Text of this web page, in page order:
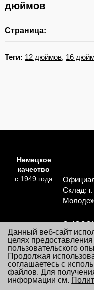
дюймов
Страница:
Теги: 12 дюймов, 16
Немецкое
качество
с 1949 года
Склад:
8 (800)
Согласие на
Политика
Условия
Посещая настоящий
файлов «cookie»,
Данный веб-сайт
целях
пользовательского
Продолжая
соглашаетесь с
файлов. Для
информации см.